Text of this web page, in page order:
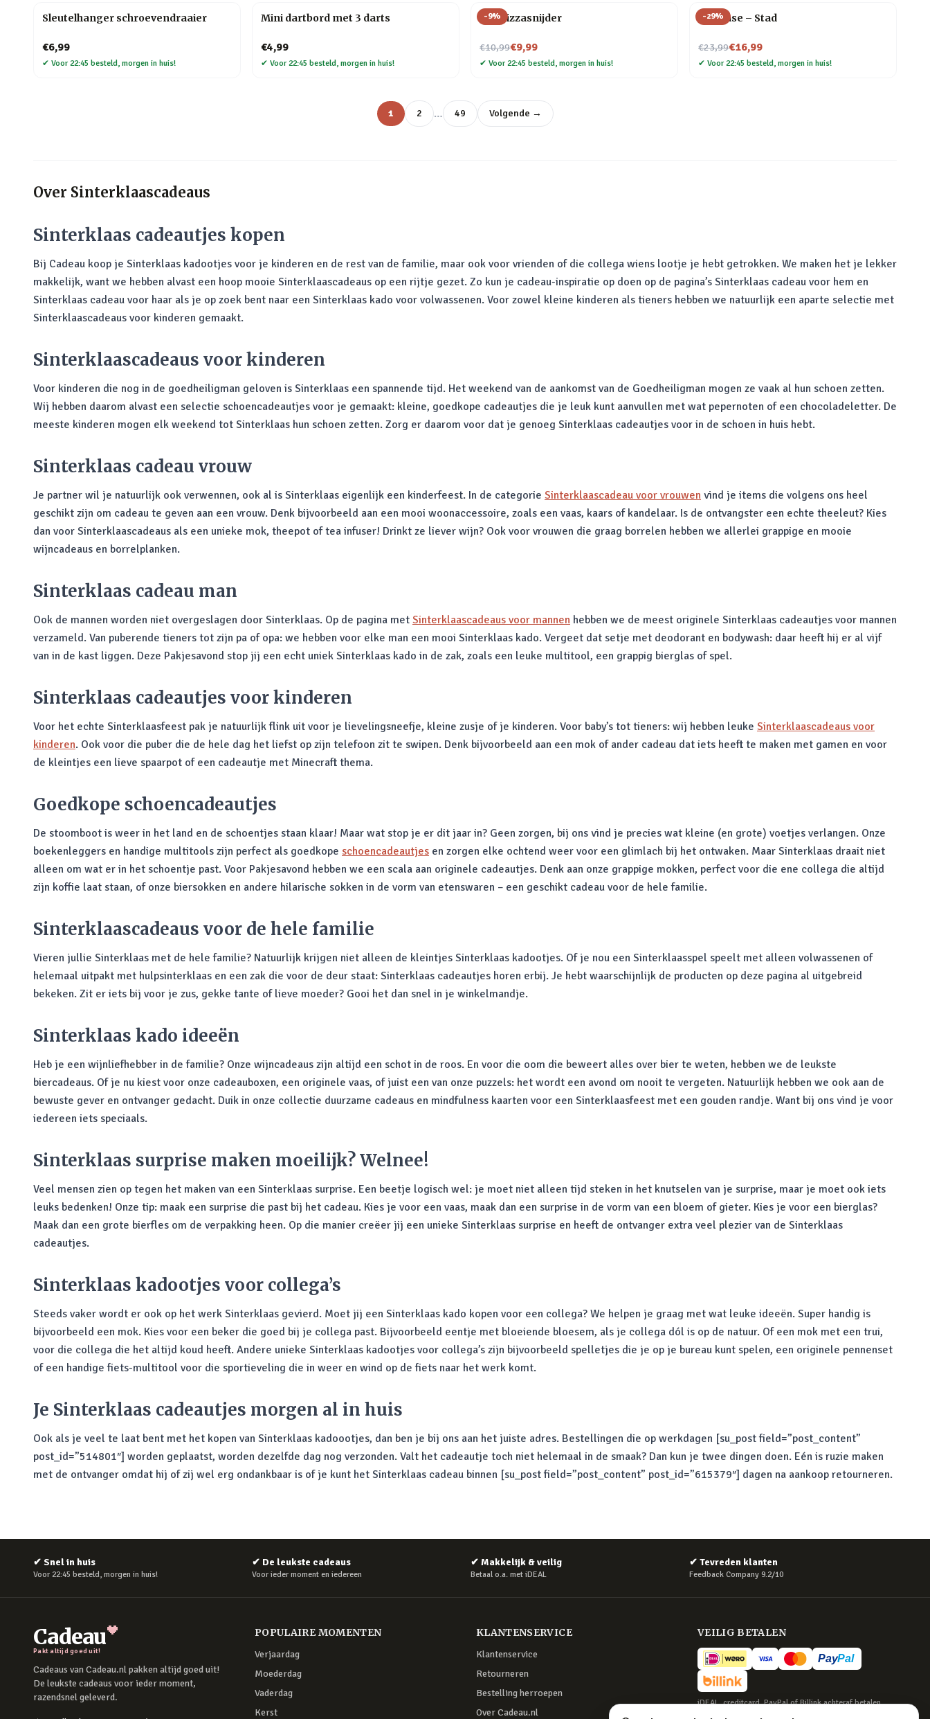
Sleutelhanger schroevendraaier
€6,99
✔ Voor 22:45 besteld, morgen in huis!
Mini dartbord met 3 darts
€4,99
✔ Voor 22:45 besteld, morgen in huis!
-9%
Kat Pizzasnijder
€10,99
Nu voor€9,99
✔ Voor 22:45 besteld, morgen in huis!
-29%
Flip Vase – Stad
€23,99
Nu voor€16,99
✔ Voor 22:45 besteld, morgen in huis!
1 2 … 49 Volgende →
Over Sinterklaascadeaus
Sinterklaas cadeautjes kopen
Bij Cadeau koop je Sinterklaas kadootjes voor je kinderen en de rest van de familie, maar ook voor vrienden of die collega wiens lootje je hebt getrokken. We maken het je lekker
makkelijk, want we hebben alvast een hoop mooie Sinterklaascadeaus op een rijtje gezet. Zo kun je cadeau-inspiratie op doen op de pagina’s Sinterklaas cadeau voor hem en
Sinterklaas cadeau voor haar als je op zoek bent naar een Sinterklaas kado voor volwassenen. Voor zowel kleine kinderen als tieners hebben we natuurlijk een aparte selectie met
Sinterklaascadeaus voor kinderen gemaakt.
Sinterklaascadeaus voor kinderen
Voor kinderen die nog in de goedheiligman geloven is Sinterklaas een spannende tijd. Het weekend van de aankomst van de Goedheiligman mogen ze vaak al hun schoen zetten.
Wij hebben daarom alvast een selectie schoencadeautjes voor je gemaakt: kleine, goedkope cadeautjes die je leuk kunt aanvullen met wat pepernoten of een chocoladeletter. De
meeste kinderen mogen elk weekend tot Sinterklaas hun schoen zetten. Zorg er daarom voor dat je genoeg Sinterklaas cadeautjes voor in de schoen in huis hebt.
Sinterklaas cadeau vrouw
Je partner wil je natuurlijk ook verwennen, ook al is Sinterklaas eigenlijk een kinderfeest. In de categorie Sinterklaascadeau voor vrouwen vind je items die volgens ons heel
geschikt zijn om cadeau te geven aan een vrouw. Denk bijvoorbeeld aan een mooi woonaccessoire, zoals een vaas, kaars of kandelaar. Is de ontvangster een echte theeleut? Kies
dan voor Sinterklaascadeaus als een unieke mok, theepot of tea infuser! Drinkt ze liever wijn? Ook voor vrouwen die graag borrelen hebben we allerlei grappige en mooie
wijncadeaus en borrelplanken.
Sinterklaas cadeau man
Ook de mannen worden niet overgeslagen door Sinterklaas. Op de pagina met Sinterklaascadeaus voor mannen hebben we de meest originele Sinterklaas cadeautjes voor mannen
verzameld. Van puberende tieners tot zijn pa of opa: we hebben voor elke man een mooi Sinterklaas kado. Vergeet dat setje met deodorant en bodywash: daar heeft hij er al vijf
van in de kast liggen. Deze Pakjesavond stop jij een echt uniek Sinterklaas kado in de zak, zoals een leuke multitool, een grappig bierglas of spel.
Sinterklaas cadeautjes voor kinderen
Voor het echte Sinterklaasfeest pak je natuurlijk flink uit voor je lievelingsneefje, kleine zusje of je kinderen. Voor baby’s tot tieners: wij hebben leuke Sinterklaascadeaus voor
kinderen. Ook voor die puber die de hele dag het liefst op zijn telefoon zit te swipen. Denk bijvoorbeeld aan een mok of ander cadeau dat iets heeft te maken met gamen en voor
de kleintjes een lieve spaarpot of een cadeautje met Minecraft thema.
Goedkope schoencadeautjes
De stoomboot is weer in het land en de schoentjes staan klaar! Maar wat stop je er dit jaar in? Geen zorgen, bij ons vind je precies wat kleine (en grote) voetjes verlangen. Onze
boekenleggers en handige multitools zijn perfect als goedkope schoencadeautjes en zorgen elke ochtend weer voor een glimlach bij het ontwaken. Maar Sinterklaas draait niet
alleen om wat er in het schoentje past. Voor Pakjesavond hebben we een scala aan originele cadeautjes. Denk aan onze grappige mokken, perfect voor die ene collega die altijd
zijn koffie laat staan, of onze biersokken en andere hilarische sokken in de vorm van etenswaren – een geschikt cadeau voor de hele familie.
Sinterklaascadeaus voor de hele familie
Vieren jullie Sinterklaas met de hele familie? Natuurlijk krijgen niet alleen de kleintjes Sinterklaas kadootjes. Of je nou een Sinterklaasspel speelt met alleen volwassenen of
helemaal uitpakt met hulpsinterklaas en een zak die voor de deur staat: Sinterklaas cadeautjes horen erbij. Je hebt waarschijnlijk de producten op deze pagina al uitgebreid
bekeken. Zit er iets bij voor je zus, gekke tante of lieve moeder? Gooi het dan snel in je winkelmandje.
Sinterklaas kado ideeën
Heb je een wijnliefhebber in de familie? Onze wijncadeaus zijn altijd een schot in de roos. En voor die oom die beweert alles over bier te weten, hebben we de leukste
biercadeaus. Of je nu kiest voor onze cadeauboxen, een originele vaas, of juist een van onze puzzels: het wordt een avond om nooit te vergeten. Natuurlijk hebben we ook aan de
bewuste gever en ontvanger gedacht. Duik in onze collectie duurzame cadeaus en mindfulness kaarten voor een Sinterklaasfeest met een gouden randje. Want bij ons vind je voor
iedereen iets speciaals.
Sinterklaas surprise maken moeilijk? Welnee!
Veel mensen zien op tegen het maken van een Sinterklaas surprise. Een beetje logisch wel: je moet niet alleen tijd steken in het knutselen van je surprise, maar je moet ook iets
leuks bedenken! Onze tip: maak een surprise die past bij het cadeau. Kies je voor een vaas, maak dan een surprise in de vorm van een bloem of gieter. Kies je voor een bierglas?
Maak dan een grote bierfles om de verpakking heen. Op die manier creëer jij een unieke Sinterklaas surprise en heeft de ontvanger extra veel plezier van de Sinterklaas
cadeautjes.
Sinterklaas kadootjes voor collega’s
Steeds vaker wordt er ook op het werk Sinterklaas gevierd. Moet jij een Sinterklaas kado kopen voor een collega? We helpen je graag met wat leuke ideeën. Super handig is
bijvoorbeeld een mok. Kies voor een beker die goed bij je collega past. Bijvoorbeeld eentje met bloeiende bloesem, als je collega dól is op de natuur. Of een mok met een trui,
voor die collega die het altijd koud heeft. Andere unieke Sinterklaas kadootjes voor collega’s zijn bijvoorbeeld spelletjes die je op je bureau kunt spelen, een originele pennenset
of een handige fiets-multitool voor die sportieveling die in weer en wind op de fiets naar het werk komt.
Je Sinterklaas cadeautjes morgen al in huis
Ook als je veel te laat bent met het kopen van Sinterklaas kadoootjes, dan ben je bij ons aan het juiste adres. Bestellingen die op werkdagen [su_post field=”post_content”
post_id=”514801″] worden geplaatst, worden dezelfde dag nog verzonden. Valt het cadeautje toch niet helemaal in de smaak? Dan kun je twee dingen doen. Eén is ruzie maken
met de ontvanger omdat hij of zij wel erg ondankbaar is of je kunt het Sinterklaas cadeau binnen [su_post field=”post_content” post_id=”615379″] dagen na aankoop retourneren.
✔ Snel in huis
Voor 22:45 besteld, morgen in huis!
✔ De leukste cadeaus
Voor ieder moment en iedereen
✔ Makkelijk & veilig
Betaal o.a. met iDEAL
✔ Tevreden klanten
Feedback Company 9.2/10
Cadeau
Pakt altijd goed uit!
Cadeaus van Cadeau.nl pakken altijd goed uit!
De leukste cadeaus voor ieder moment,
razendsnel geleverd.
POPULAIRE MOMENTEN
Verjaardag
Moederdag
Vaderdag
Kerst
KLANTENSERVICE
Klantenservice
Retourneren
Bestelling herroepen
Over Cadeau.nl
VEILIG BETALEN
iDEAL, creditcard, PayPal of Billink achteraf betalen